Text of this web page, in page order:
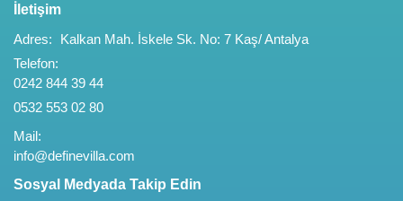
İletişim
Adres:
Kalkan Mah. İskele Sk. No: 7 Kaş/ Antalya
Telefon:
0242 844 39 44
0532 553 02 80
Mail:
info@definevilla.com
Sosyal Medyada Takip Edin